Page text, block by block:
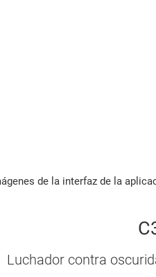
de la interfaz de la
Luchador contra